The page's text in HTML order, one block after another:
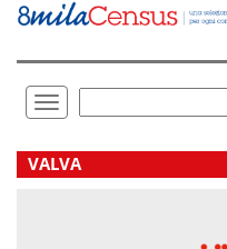
Vai
direttamente
Toggle
navigation
.
VALVA